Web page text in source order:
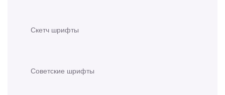
Скетч шрифты
Советские шрифты